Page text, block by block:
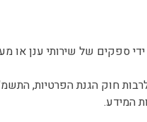
ידי ספקים של שירותי ענן או
המידע.